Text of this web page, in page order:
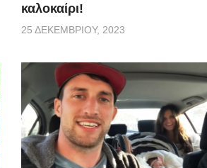
καλοκαίρι!
25 ΔΕΚΕΜΒΡΊΟΥ, 2023